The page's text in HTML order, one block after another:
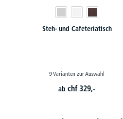
Steh- und Cafeteriatisch
9 Varianten zur Auswahl
abchf 329,-